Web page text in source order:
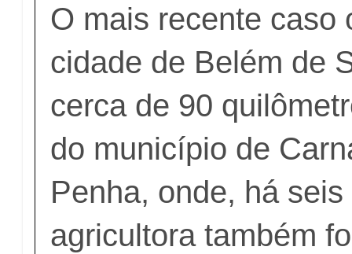
O mais recente caso
cidade de Belém de
cerca de 90
do município de
Penha, onde, há
agricultora também